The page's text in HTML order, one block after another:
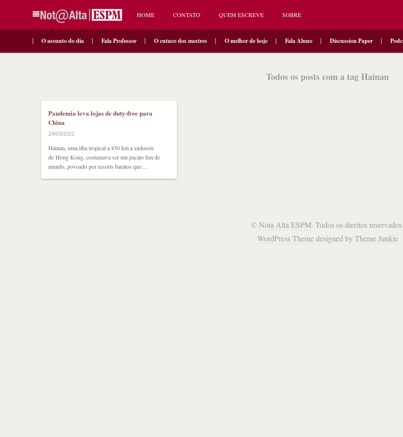
HOME CONTATO QUEM ESCREVE SOBRE
O assunto do dia Fala Professor O cutuco dos mestres O melhor de hoje Fala Aluno Discussion Paper
Todos os posts com a tag Hainan
Pandemia leva lojas de duty-free para
China
24/03/2021
Hainan, uma ilha tropical a 450 km a sudoeste
de Hong Kong, costumava ser um pacato fim de
mundo, povoado por resorts baratos que ...
©Nota Alta ESPM. Todos os direitos reservados.
WordPress Themedesigned by Theme Junkie